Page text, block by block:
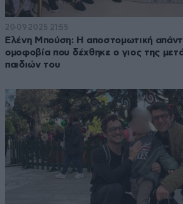
20·09·2025 21:55
Ελένη Μπούση: Η αποστομωτική
ομοφοβία που δέχθηκε ο γιος της
παιδιών του